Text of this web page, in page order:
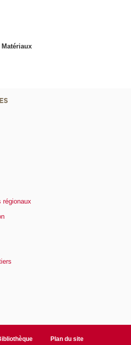
régionaux
Plan du site